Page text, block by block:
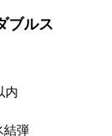
ブルス
内
結弾